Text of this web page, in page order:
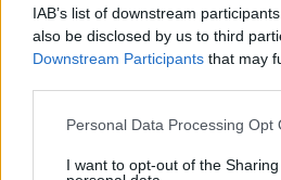
IAB’s list of downstream
also be disclosed by us to third
Downstream Participants that may
Please note that this website/app
not limited to your visit or usage
Personal Data Processing Opt
I want to opt-out of the
ΑΝΑΡΤΗΘΗΚΕ ΑΠΟΓΙΆΝΝΗΣ ΚΟΝΤΟΓΕΏΡΓΟΣ